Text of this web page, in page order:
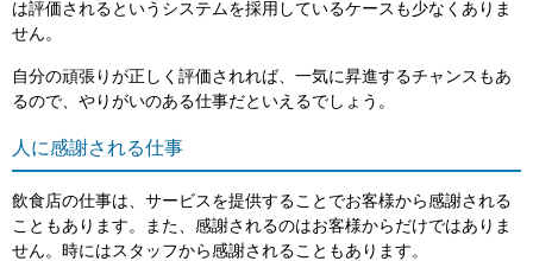
は評価されるというシステムを採用しているケースも少なくありま
せん。
自分の頑張りが正しく評価されれば、一気に昇進するチャンスもあ
るので、やりがいのある仕事だといえるでしょう。
人に感謝される仕事
飲食店の仕事は、サービスを提供することでお客様から感謝される
こともあります。また、感謝されるのはお客様からだけではありま
せん。時にはスタッフから感謝されることもあります。